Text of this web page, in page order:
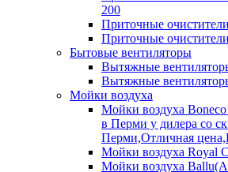
200
Приточные
Приточные
Бытовые вентиляторы
Вытяжные
Вытяжные
Мойки воздуха
Мойки воздуха
в Перми у дилера со
Перми,Отличная
Мойки воздуха Royal
Мойки воздуха